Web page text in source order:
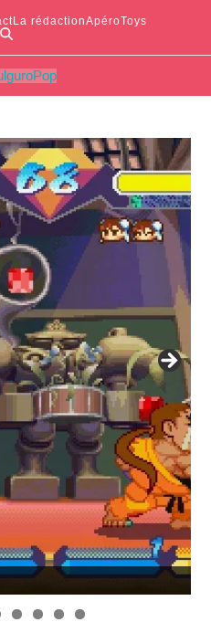
La rédactionApéroToys